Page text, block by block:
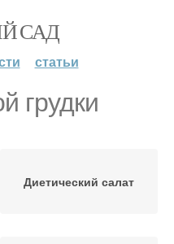
САД
статьи
грудки
Диетический салат